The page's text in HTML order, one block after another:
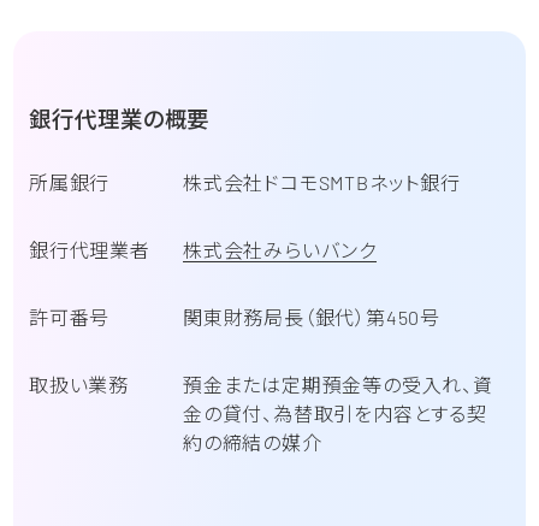
銀行代理業の概要
所属銀行 株式会社ドコモSMTBネット銀行
銀行代理業者 株式会社みらいバンク
許可番号 関東財務局長（銀代）第450号
取扱い業務
預金または定期預金等の受入れ、資
金の貸付、為替取引を内容とする契
約の締結の媒介